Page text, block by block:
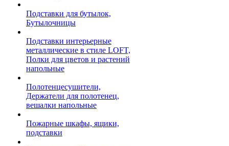
Подставки для бутылок,
Бутылочницы
Подставки интерьерные
металлические в стиле LOFT,
Полки для цветов и растений
напольные
Полотенцесушители,
Держатели для полотенец,
вешалки напольные
Пожарные шкафы, ящики,
подставки